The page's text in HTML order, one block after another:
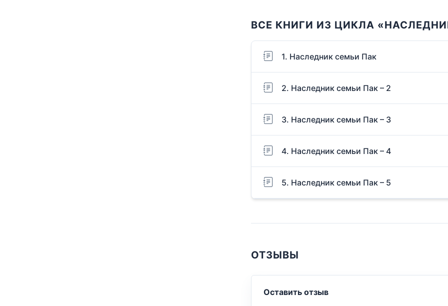
ВСЕ КНИГИ ИЗ ЦИКЛА
1. Наследник семьи Пак
2. Наследник семьи Пак – 2
3. Наследник семьи Пак – 3
4. Наследник семьи Пак – 4
5. Наследник семьи Пак – 5
ОТЗЫВЫ
Оставить отзыв